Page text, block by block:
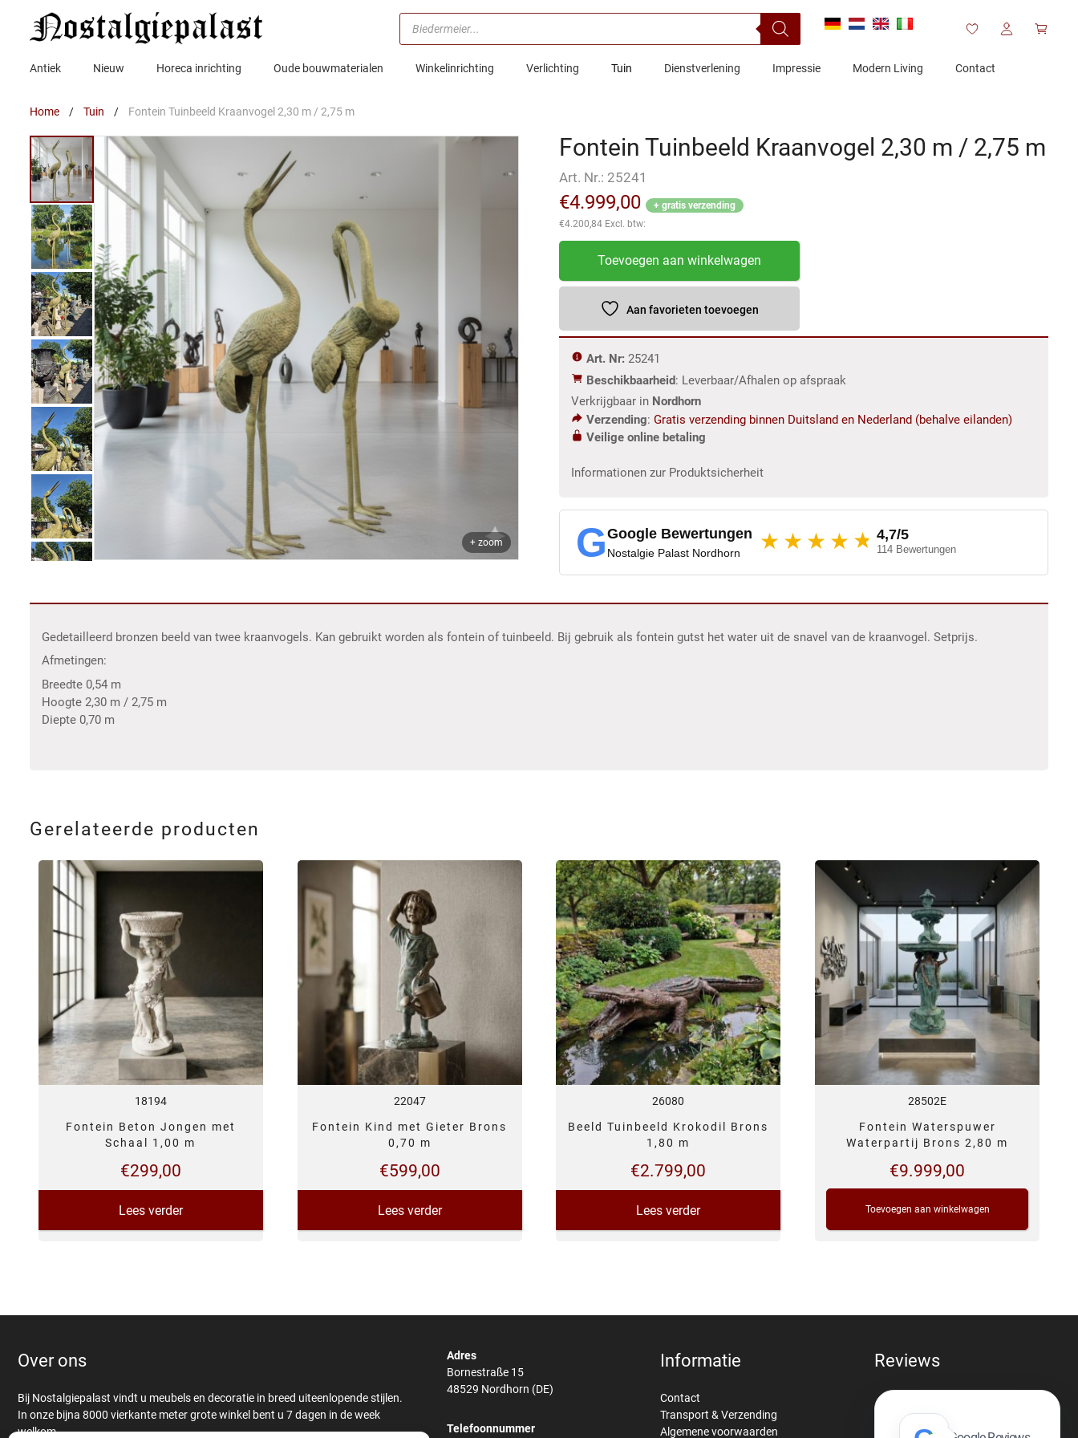
inhoud
Producten
zoeken
Antiek Nieuw Horeca inrichting Oude bouwmaterialen Winkelinrichting Verlichting Tuin Dienstverlening Impressie Modern Living Contact
Home / Tuin / Fontein Tuinbeeld Kraanvogel 2,30 m / 2,75 m
+ zoom
Fontein Tuinbeeld Kraanvogel 2,30 m / 2,75 m
Art. Nr.: 25241
€4.999,00
+ gratis verzending
€4.200,84 Excl. btw:
Fontein
Tuinbeeld
Kraanvogel
m
aantal
Toevoegen aan winkelwagen
Aan favorieten toevoegen
Art. Nr:25241
Beschikbaarheid: Leverbaar/Afhalen op afspraak
Verkrijgbaar in Nordhorn
Verzending:Gratis verzending binnen Duitsland en Nederland (behalve eilanden)
Veilige online betaling
Informationen zur Produktsicherheit
GGoogle Bewertungen
Nostalgie Palast Nordhorn ★★★★ ★ 4,7/5
114 Bewertungen
Gedetailleerd bronzen beeld van twee kraanvogels. Kan gebruikt worden als fontein of tuinbeeld. Bij gebruik als fontein gutst het water uit de snavel van de kraanvogel. Setprijs.
Afmetingen:
Breedte 0,54 m
Hoogte 2,30 m / 2,75 m
Diepte 0,70 m
Gerelateerde producten
18194
Fontein Beton Jongen met
Schaal 1,00 m
€299,00
Lees verder
22047
Fontein Kind met Gieter Brons
0,70 m
€599,00
Lees verder
26080
Beeld Tuinbeeld Krokodil Brons
1,80 m
€2.799,00
Lees verder
28502E
Fontein Waterspuwer
Waterpartij Brons 2,80 m
€9.999,00
Toevoegen aan winkelwagen
Over ons
Bij Nostalgiepalast vindt u meubels en decoratie in breed uiteenlopende stijlen.
In onze bijna 8000 vierkante meter grote winkel bent u 7 dagen in de week
welkom.
Adres
Bornestraße 15
48529 Nordhorn (DE)
Telefoonnummer
Informatie
Contact
Transport & Verzending
Algemene voorwaarden
Reviews